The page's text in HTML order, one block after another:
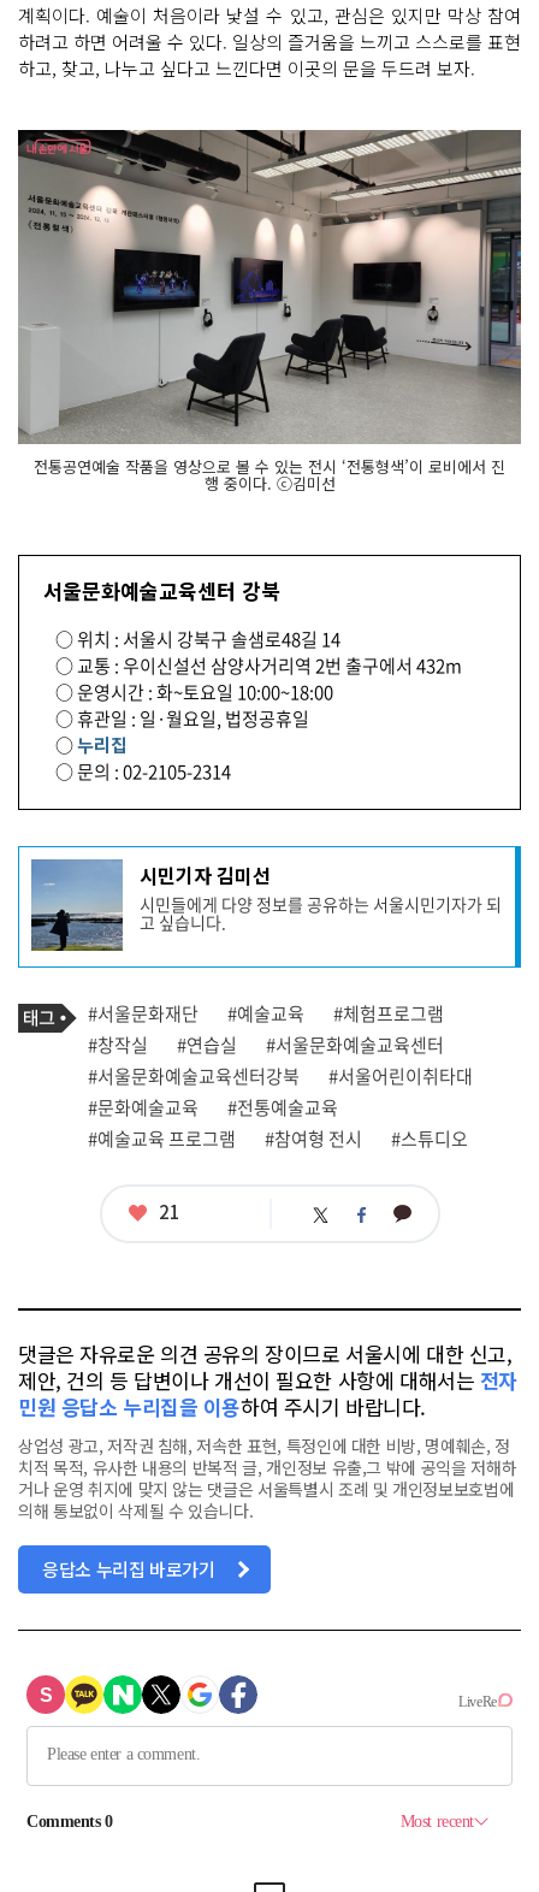
계획이다. 예술이 처음이라 낯설 수 있고, 관심은 있지만 막상 참여
하려고 하면 어려울 수 있다. 일상의 즐거움을 느끼고 스스로를 표현
하고, 찾고, 나누고 싶다고 느낀다면 이곳의 문을 두드려 보자.
전통공연예술 작품을 영상으로 볼 수 있는 전시 ‘전통형색’이 로비에서 진
행 중이다. ⓒ김미선
서울문화예술교육센터 강북
○ 위치 : 서울시 강북구 솔샘로48길 14
○ 교통 : 우이신설선 삼양사거리역 2번 출구에서 432m
○ 운영시간 : 화~토요일 10:00~18:00
○ 휴관일 : 일·월요일, 법정공휴일
○누리집
○ 문의 : 02-2105-2314
기
사
작
성
자
프
필
시민기자 김미선
시민들에게 다양 정보를 공유하는 서울시민기자가 되
고 싶습니다.
기
사
관
련
태
그
태
그
#서울문화재단 #예술교육
#체험프로그램
#창작실
#연습실
#서울문화예술교육센터
#서울문화예술교육센터강북
#서울어린이취타대
#문화예술교육
#전통예술교육
#예술교육 프로그램
#참여형 전시 #스튜디오
좋
21 트 페 카
댓글은 자유로운 의견 공유의 장이므로 서울시에 대한 신고,
제안, 건의 등 답변이나 개선이 필요한 사항에 대해서는 전자
민원 응답소 누리집을 이용하여 주시기 바랍니다.
상업성 광고, 저작권 침해, 저속한 표현, 특정인에 대한 비방, 명예훼손, 정
치적 목적, 유사한 내용의 반복적 글, 개인정보 유출,그 밖에 공익을 저해하
거나 운영 취지에 맞지 않는 댓글은 서울특별시 조례 및 개인정보보호법에
의해 통보없이 삭제될 수 있습니다.
응답소 누리집 바로가기